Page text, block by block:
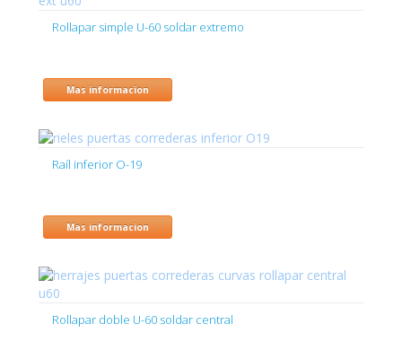
Rollapar simple U-60 soldar extremo
Mas informacion
Raíl inferior O-19
Mas informacion
Rollapar doble U-60 soldar central